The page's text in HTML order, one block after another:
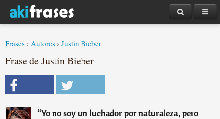
Frases ›Autores ›Justin Bieber
Frase de Justin Bieber
“Yo no soy un luchador por naturaleza, pero